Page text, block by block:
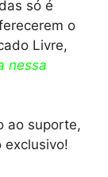
só é
o
Livre,
nessa
ao suporte,
exclusivo!